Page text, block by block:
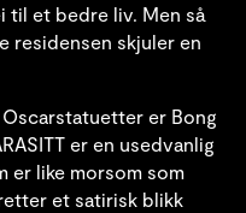
til et bedre liv. Men så
residensen skjuler en
er Bong
er en usedvanlig
er like morsom som
et satirisk blikk